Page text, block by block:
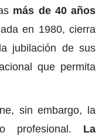
más de 40 años
en 1980, cierra
jubilación de sus
que permita
sin embargo, la
profesional. La